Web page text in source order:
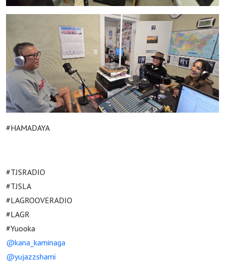
#HAMADAYA
#TJSRADIO
#TJSLA
#LAGROOVERADIO
#LAGR
#Yuooka
@kana_kaminaga
@yujazzshami